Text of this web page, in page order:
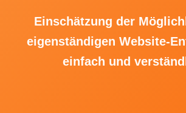
Einschätzung der
eigenständigen Website-
einfach und